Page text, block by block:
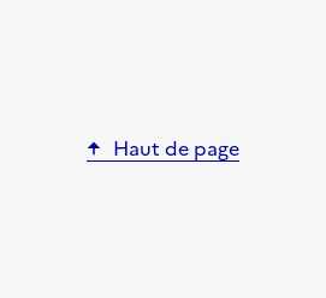
Haut de page